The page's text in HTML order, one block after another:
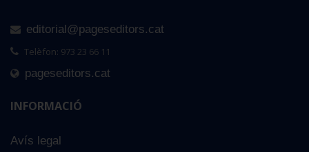
editorial@pageseditors.cat
Telèfon: 973 23 66 11
pageseditors.cat
INFORMACIÓ
Avís legal